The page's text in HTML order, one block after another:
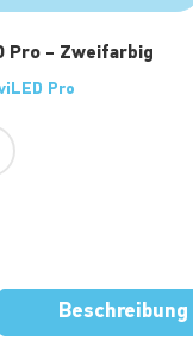
Pro - Zweifarbig
Pro
Beschreibung